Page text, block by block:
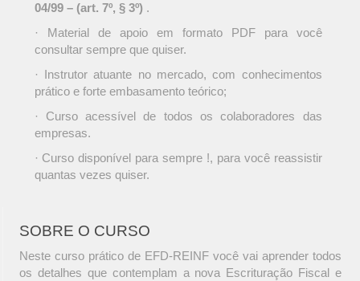
04/99 – (art. 7º, § 3º) .
· Material de apoio em formato PDF para você
consultar sempre que quiser.
· Instrutor atuante no mercado, com conhecimentos
prático e forte embasamento teórico;
· Curso acessível de todos os colaboradores das
empresas.
· Curso disponível para sempre !, para você reassistir
quantas vezes quiser.
SOBRE O CURSO
Neste curso prático de EFD-REINF você vai aprender todos
os detalhes que contemplam a nova Escrituração Fiscal e